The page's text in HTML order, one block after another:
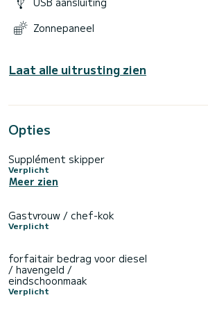
Zonnepaneel
Laat alle uitrusting zien
Opties
Supplément skipper
Verplicht
Meer zien
Gastvrouw / chef-kok
Verplicht
forfaitair bedrag voor diesel
/ havengeld /
eindschoonmaak
Verplicht